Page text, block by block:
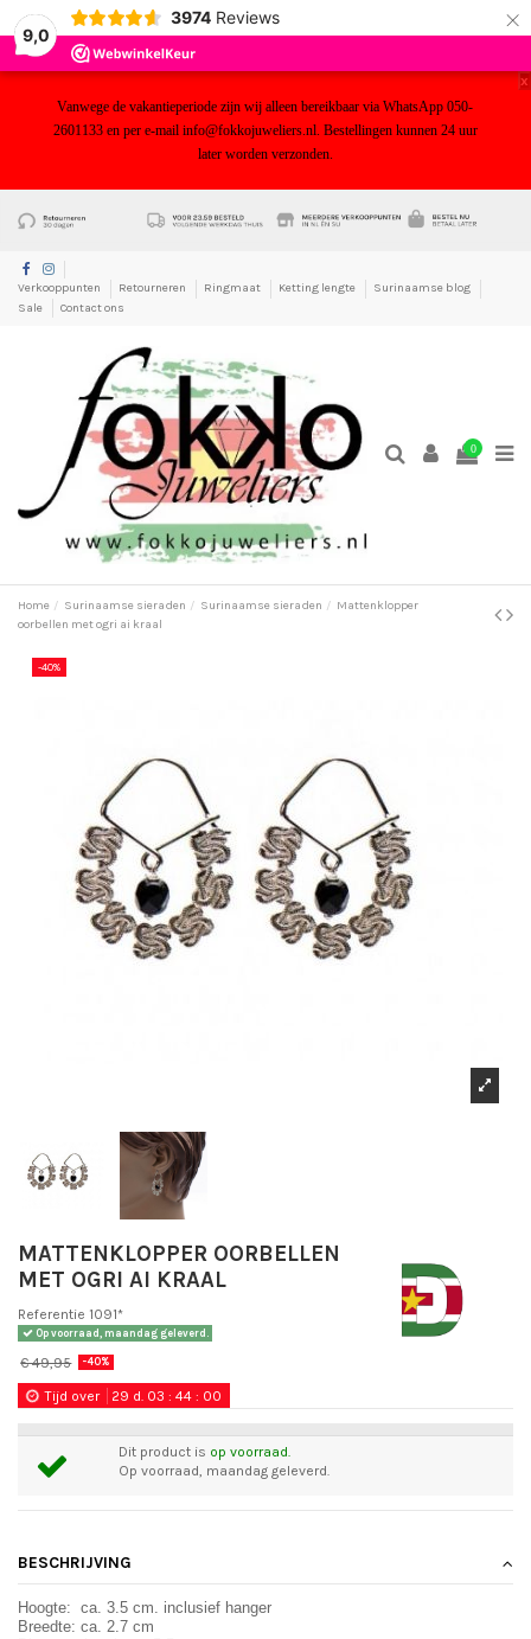
9,0
3974 Reviews ×
Vanwege de vakantieperiode zijn wij alleen bereikbaar via WhatsApp 050-
2601133 en per e-mail info@fokkojuweliers.nl. Bestellingen kunnen 24 uur
later worden verzonden.
x
Verkooppunten Retourneren Ringmaat Ketting lengte
Surinaamse blog
Sale
Contact ons
0
Home Surinaamse sieraden Surinaamse sieraden
Mattenklopper
oorbellen met ogri ai kraal
-40%
MATTENKLOPPER OORBELLEN
MET OGRI AI KRAAL
Referentie 1091*
Op voorraad, maandag geleverd.
€ 49,95 -40%
Tijd over 29 d. 03 :43 : 59
Dit product is op voorraad.
Op voorraad, maandag geleverd.
BESCHRIJVING
Hoogte: ca. 3.5 cm. inclusief hanger
Breedte: ca. 2.7 cm